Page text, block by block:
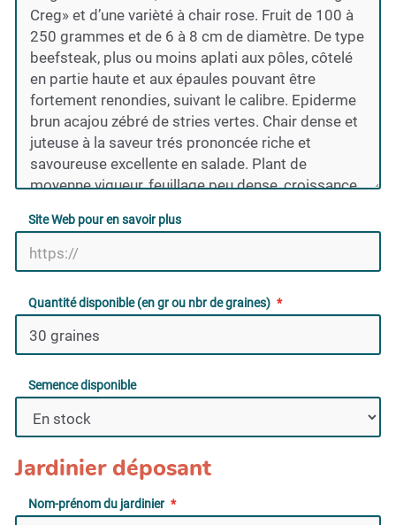
Site Web pour en savoir plus
Quantité disponible (en gr ou nbr de graines)
Semence disponible
Jardinier déposant
Nom-prénom du jardinier